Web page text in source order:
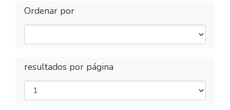
Ordenar por
resultados por página